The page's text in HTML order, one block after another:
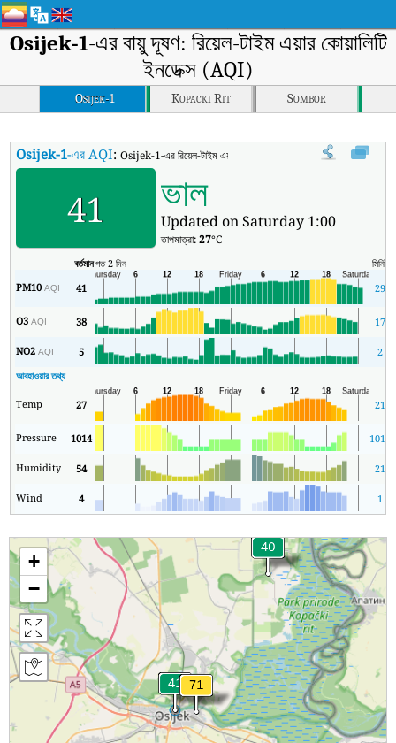
Osijek-1-এর বায়ু দূষণ: রিয়েল-টাইম এয়ার কোয়ালিটি
ইনডেক্স (AQI)
Osijek-1 Kopacki Rit Sombor
Osijek-1-এর AQI:Osijek-1-এর রিয়েল-টাইম এয়ার কোয়ালিটি ইনডেক্স (AQI)।
41 ভাল
Updated on Saturday 1:00
তাপমাত্রা:27°C
বর্তমানগত 2 দিন মিনিট
PM10AQI 41 29
O3AQI 38 17
NO2AQI 5
2
আবহাওয়ার তথ্য
Temp 27 21
Pressure 1014 1012
Humidity 54 21
Wind 4 1
+
−